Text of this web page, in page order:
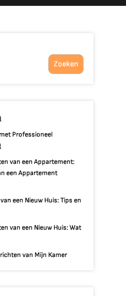
Zoeken
Professioneel
van een Appartement:
een Appartement
een Nieuw Huis: Tips en
van een Nieuw Huis: Wat
van Mijn Kamer